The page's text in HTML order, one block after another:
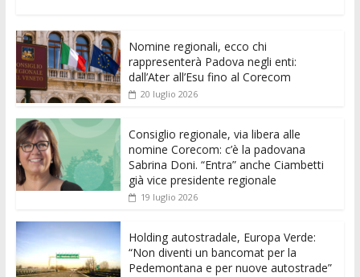
e
b
o
o
k
itt
er l s
A
p
p
ss
e
n
er
di
t
k
e
dI
di
vi
Nomine regionali, ecco chi
rappresenterà Padova negli enti:
dall’Ater all’Esu fino al Corecom
20 luglio 2026
Consiglio regionale, via libera alle
nomine Corecom: c’è la padovana
Sabrina Doni. “Entra” anche Ciambetti
già vice presidente regionale
19 luglio 2026
Holding autostradale, Europa Verde:
“Non diventi un bancomat per la
Pedemontana e per nuove autostrade”